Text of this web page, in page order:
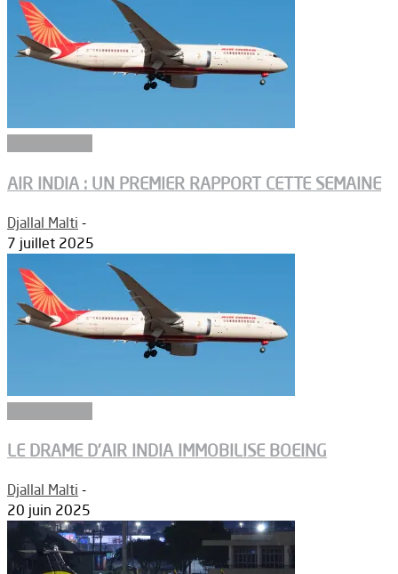
AIR INDIA : UN PREMIER RAPPORT CETTE SEMAINE
Djallal Malti -
7 juillet 2025
LE DRAME D’AIR INDIA IMMOBILISE BOEING
Djallal Malti -
20 juin 2025